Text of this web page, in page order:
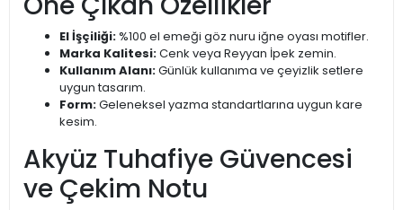
El İşçiliği: %100 el emeği göz nuru iğne oyası motifler.
Marka Kalitesi:Cenk veya Reyyan İpek zemin.
Kullanım Alanı:Günlük kullanıma ve çeyizlik setlere
uygun tasarım.
Form:Geleneksel yazma standartlarına uygun kare
kesim.
Akyüz Tuhafiye Güvencesi
ve Çekim Notu